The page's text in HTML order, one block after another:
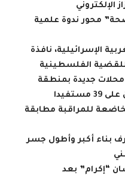
الإلكتروني
محور ندوة علمية
الإسرائيلية، نافذة
الفلسطينية
محلات جديدة بمنطقة
للمراقبة مطابقة
بناء أكبر وأطول جسر
“إكرام” بعد